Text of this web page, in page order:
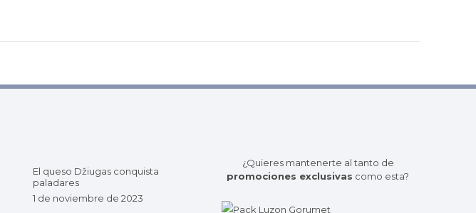
El queso Džiugas conquista
paladares
1 de noviembre de 2023
¿Quieres mantenerte al tanto de
promociones exclusivas como esta?